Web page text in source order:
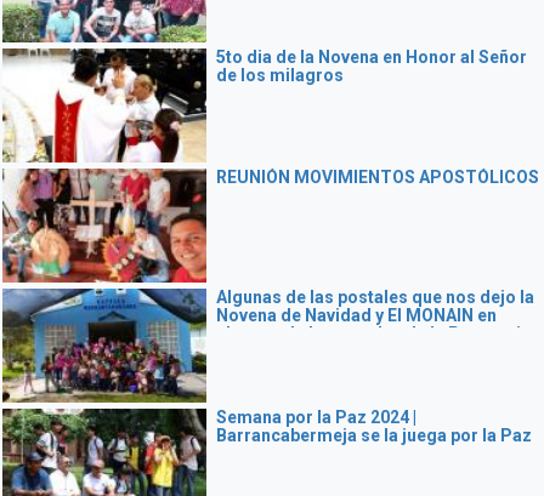
5to dia de la Novena en Honor al Señor
de los milagros
REUNIÓN MOVIMIENTOS APOSTÓLICOS
Algunas de las postales que nos dejo la
Novena de Navidad y El MONAIN en
algunas de las veredas de la Parroquia
Semana por la Paz 2024 |
Barrancabermeja se la juega por la Paz